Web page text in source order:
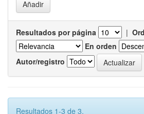
Resultados por página |
En orden
Autor/registro
Resultados 1-3 de 3.